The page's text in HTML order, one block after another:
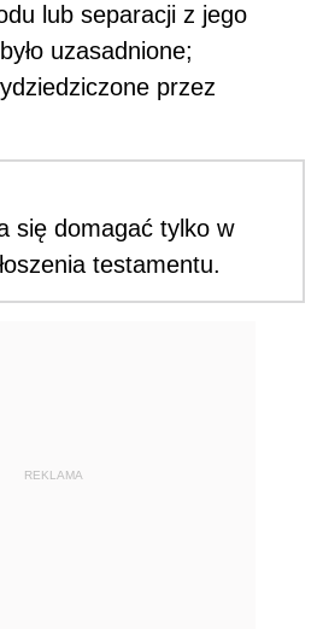
lub separacji z jego
uzasadnione;
przez
się domagać tylko w
testamentu.
REKLAMA